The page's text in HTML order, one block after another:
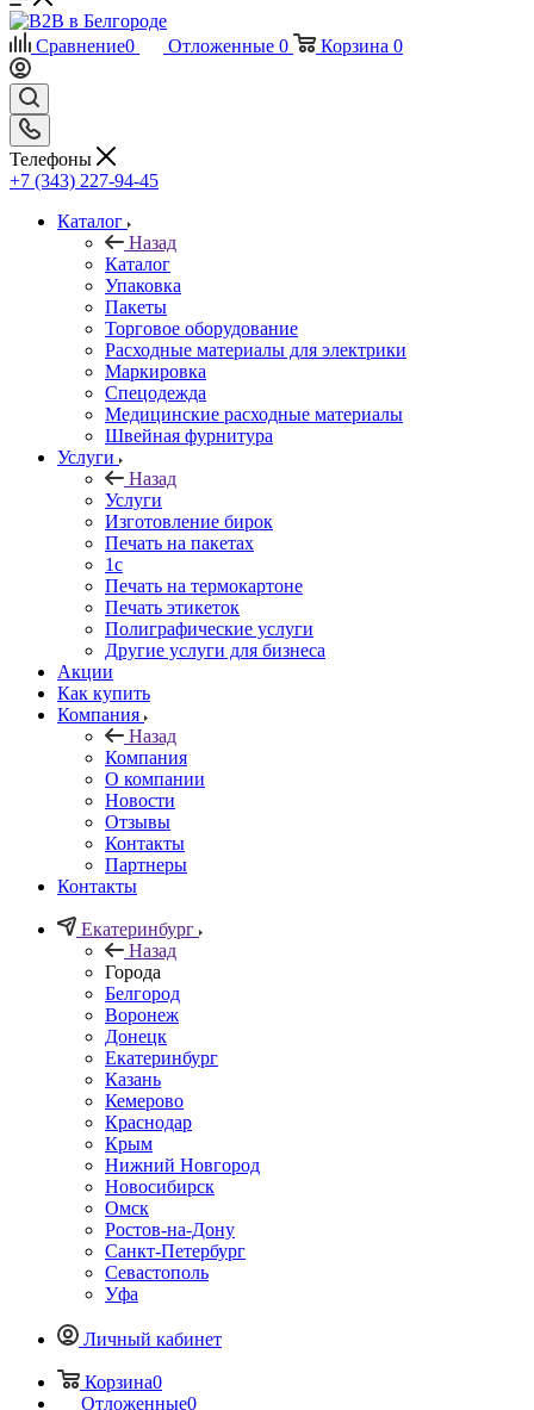
Сравнение0 Отложенные 0 Корзина 0
Телефоны
+7 (343) 227-94-45
Каталог
Назад
Каталог
Упаковка
Пакеты
Торговое оборудование
Расходные материалы для электрики
Маркировка
Спецодежда
Медицинские расходные материалы
Швейная фурнитура
Услуги
Назад
Услуги
Изготовление бирок
Печать на пакетах
1c
Печать на термокартоне
Печать этикеток
Полиграфические услуги
Другие услуги для бизнеса
Акции
Как купить
Компания
Назад
Компания
О компании
Новости
Отзывы
Контакты
Партнеры
Контакты
Екатеринбург
Назад
Города
Белгород
Воронеж
Донецк
Екатеринбург
Казань
Кемерово
Краснодар
Крым
Нижний Новгород
Новосибирск
Омск
Ростов-на-Дону
Санкт-Петербург
Севастополь
Уфа
Личный кабинет
Корзина0
Отложенные0